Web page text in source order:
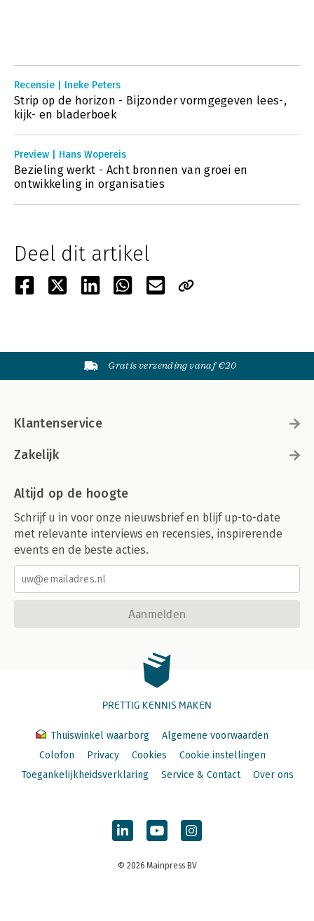
Recensie | Ineke Peters
Strip op de horizon - Bijzonder vormgegeven lees-,
kijk- en bladerboek
Preview | Hans Wopereis
Bezieling werkt - Acht bronnen van groei en
ontwikkeling in organisaties
Deel dit artikel
Gratis verzending vanaf €20
Klantenservice
Zakelijk
Altijd op de hoogte
Schrijf u in voor onze nieuwsbrief en blijf up-to-date
met relevante interviews en recensies, inspirerende
events en de beste acties.
Aanmelden
PRETTIG KENNIS MAKEN
Thuiswinkel waarborg
Algemene voorwaarden
Colofon
Privacy Cookies
Cookie instellingen
Toegankelijkheidsverklaring
Service & Contact Over ons
© 2026 Mainpress BV